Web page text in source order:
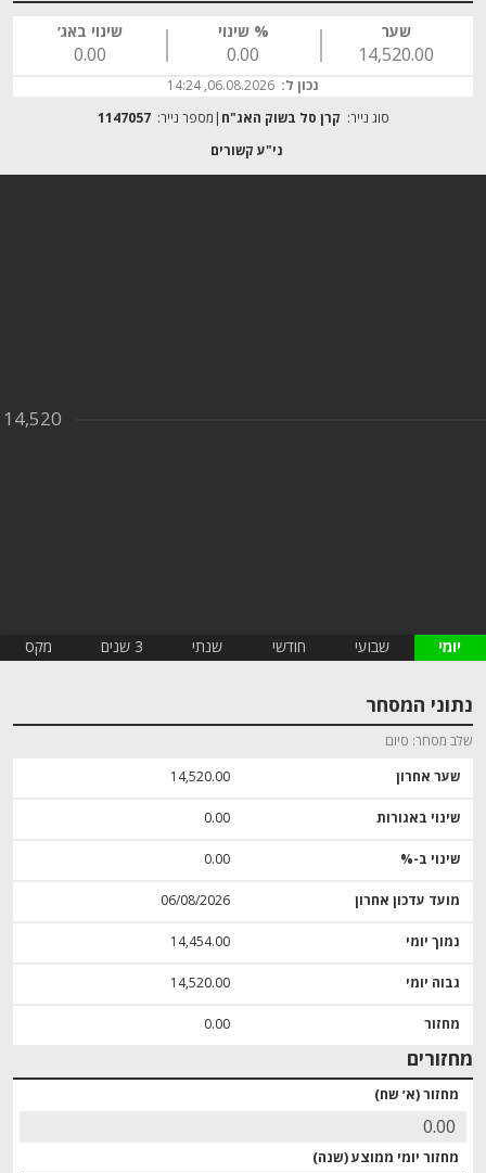
שער
14,520.00
% שינוי
0.00
שינוי באג׳
0.00
נכון ל: 06.08.2026, 14:24
סוג נייר: קרן סל בשוק האג"ח מספר נייר: 1147057
14,520
יומי שבועי חודשי שנתי 3 שנים מקס
נתוני המסחר
שלב מסחר סיום
שער אחרון 14,520.00
שינוי באגורות 0.00
שינוי ב-% 0.00
מועד עדכון אחרון 06/08/2026
נמוך יומי 14,454.00
גבוה יומי 14,520.00
מחזור 0.00
מחזורים
0.00
מחזור יומי ממוצע (שנה)
מחזור (א׳ שח)